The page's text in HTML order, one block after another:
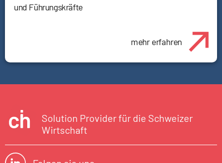
und Führungskräfte
mehr erfahren
Solution Provider für die Schweizer
Wirtschaft